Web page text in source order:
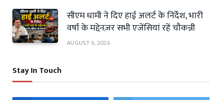
सीएम धामी ने दिए हाई अलर्ट के निर्देश, भारी
वर्षा के मद्देनज़र सभी एजेंसियां रहें चौकन्नी
AUGUST 6, 2026
Stay In Touch